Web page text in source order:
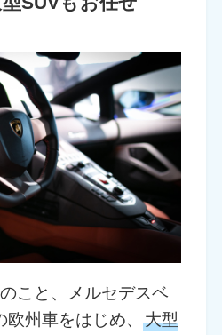
こと、メルセデスベ
欧州車をはじめ、大型